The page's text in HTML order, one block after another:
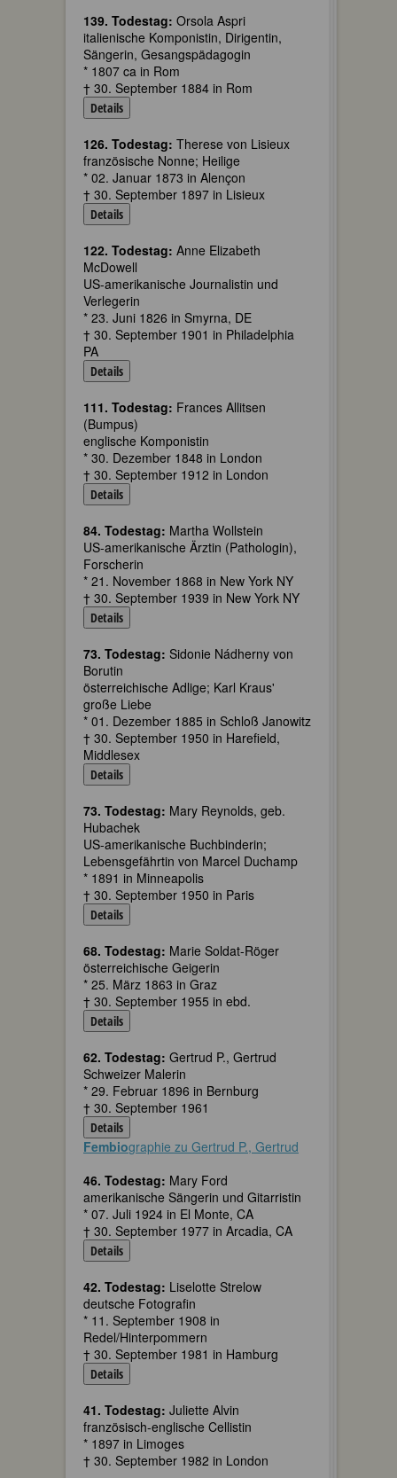
139. Todestag: Orsola Aspri
italienische Komponistin, Dirigentin,
Sängerin, Gesangspädagogin
* 1807 ca in Rom
† 30. September 1884 in Rom
Details
126. Todestag: Therese von Lisieux
französische Nonne; Heilige
* 02. Januar 1873 in Alençon
† 30. September 1897 in Lisieux
Details
122. Todestag: Anne Elizabeth
McDowell
US-amerikanische Journalistin und
Verlegerin
* 23. Juni 1826 in Smyrna, DE
† 30. September 1901 in Philadelphia
PA
Details
111. Todestag: Frances Allitsen
(Bumpus)
englische Komponistin
* 30. Dezember 1848 in London
† 30. September 1912 in London
Details
84. Todestag: Martha Wollstein
US-amerikanische Ärztin (Pathologin),
Forscherin
* 21. November 1868 in New York NY
† 30. September 1939 in New York NY
Details
73. Todestag: Sidonie Nádherny von
Borutin
österreichische Adlige; Karl Kraus'
große Liebe
* 01. Dezember 1885 in Schloß Janowitz
† 30. September 1950 in Harefield,
Middlesex
Details
73. Todestag: Mary Reynolds, geb.
Hubachek
US-amerikanische Buchbinderin;
Lebensgefährtin von Marcel Duchamp
* 1891 in Minneapolis
† 30. September 1950 in Paris
Details
68. Todestag: Marie Soldat-Röger
österreichische Geigerin
* 25. März 1863 in Graz
† 30. September 1955 in ebd.
Details
62. Todestag: Gertrud P., Gertrud
Schweizer Malerin
* 29. Februar 1896 in Bernburg
† 30. September 1961
Details
Fembiographie zu Gertrud P., Gertrud
46. Todestag: Mary Ford
amerikanische Sängerin und Gitarristin
* 07. Juli 1924 in El Monte, CA
† 30. September 1977 in Arcadia, CA
Details
42. Todestag: Liselotte Strelow
deutsche Fotografin
* 11. September 1908 in
Redel/Hinterpommern
† 30. September 1981 in Hamburg
Details
41. Todestag: Juliette Alvin
französisch-englische Cellistin
* 1897 in Limoges
† 30. September 1982 in London